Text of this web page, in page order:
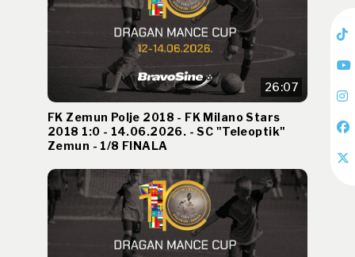
26:07
FK Zemun Polje 2018 - FK Milano Stars
2018 1:0 - 14.06.2026. - SC "Teleoptik"
Zemun - 1/8 FINALA